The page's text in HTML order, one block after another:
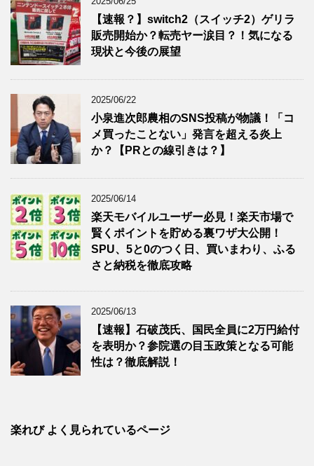
【速報？】switch2（スイッチ2）ゲリラ
販売開始か？転売ヤー涙目？！気になる
現状と今後の展望
2025/06/22
小泉進次郎農相のSNS投稿が物議！「コ
メ買ったことない」発言を超える炎上
か？【PRとの線引きは？】
2025/06/14
楽天モバイルユーザー必見！楽天市場で
賢くポイントを貯める裏ワザ大公開！
SPU、5と0のつく日、買いまわり、ふる
さと納税を徹底攻略
2025/06/13
【速報】石破茂氏、国民全員に2万円給付
を表明か？参院選の目玉政策となる可能
性は？徹底解説！
楽れび よく見られているページ